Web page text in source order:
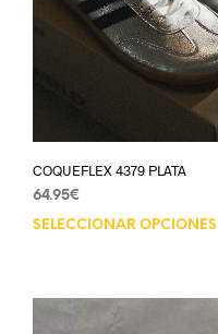
COQUEFLEX 4379 PLATA
64.95€
SELECCIONAR OPCIONES